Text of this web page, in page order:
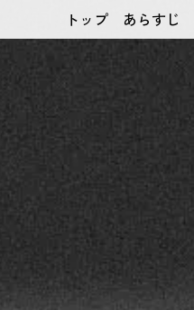
トップ あらすじ